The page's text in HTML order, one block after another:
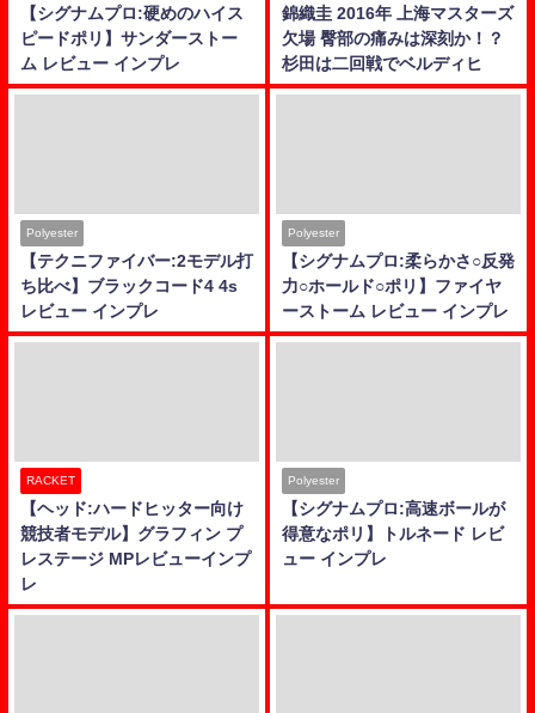
【シグナムプロ:硬めのハイス
ピードポリ】サンダーストー
ム レビュー インプレ
錦織圭 2016年 上海マスターズ
欠場 臀部の痛みは深刻か！？
杉田は二回戦でベルディヒ
Polyester
【テクニファイバー:2モデル打
ち比べ】ブラックコード4 4s
レビュー インプレ
Polyester
【シグナムプロ:柔らかさ○反発
力○ホールド○ポリ】ファイヤ
ーストーム レビュー インプレ
RACKET
【ヘッド:ハードヒッター向け
競技者モデル】グラフィン プ
レステージ MPレビューインプ
レ
Polyester
【シグナムプロ:高速ボールが
得意なポリ】トルネード レビ
ュー インプレ